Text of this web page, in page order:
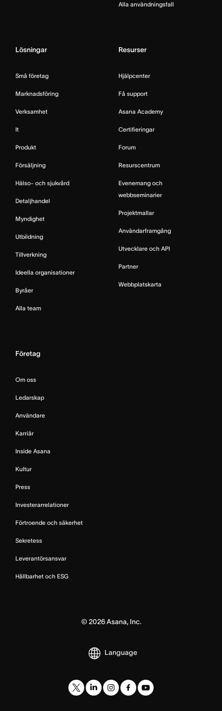
Alla användningsfall
Lösningar
Små företag
Marknadsföring
Verksamhet
It
Produkt
Försäljning
Hälso- och sjukvård
Detaljhandel
Myndighet
Utbildning
Tillverkning
Ideella organisationer
Byråer
Alla team
Resurser
Hjälpcenter
Få support
Asana Academy
Certifieringar
Forum
Resurscentrum
Evenemang och
webbseminarier
Projektmallar
Användarframgång
Utvecklare och API
Partner
Webbplatskarta
Företag
Om oss
Ledarskap
Användare
Karriär
Inside Asana
Kultur
Press
Investerarrelationer
Förtroende och säkerhet
Sekretess
Leverantörsansvar
Hållbarhet och ESG
© 2026Asana, Inc.
Language